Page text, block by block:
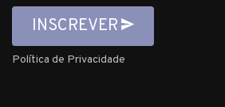
INSCREVER
Política de Privacidade